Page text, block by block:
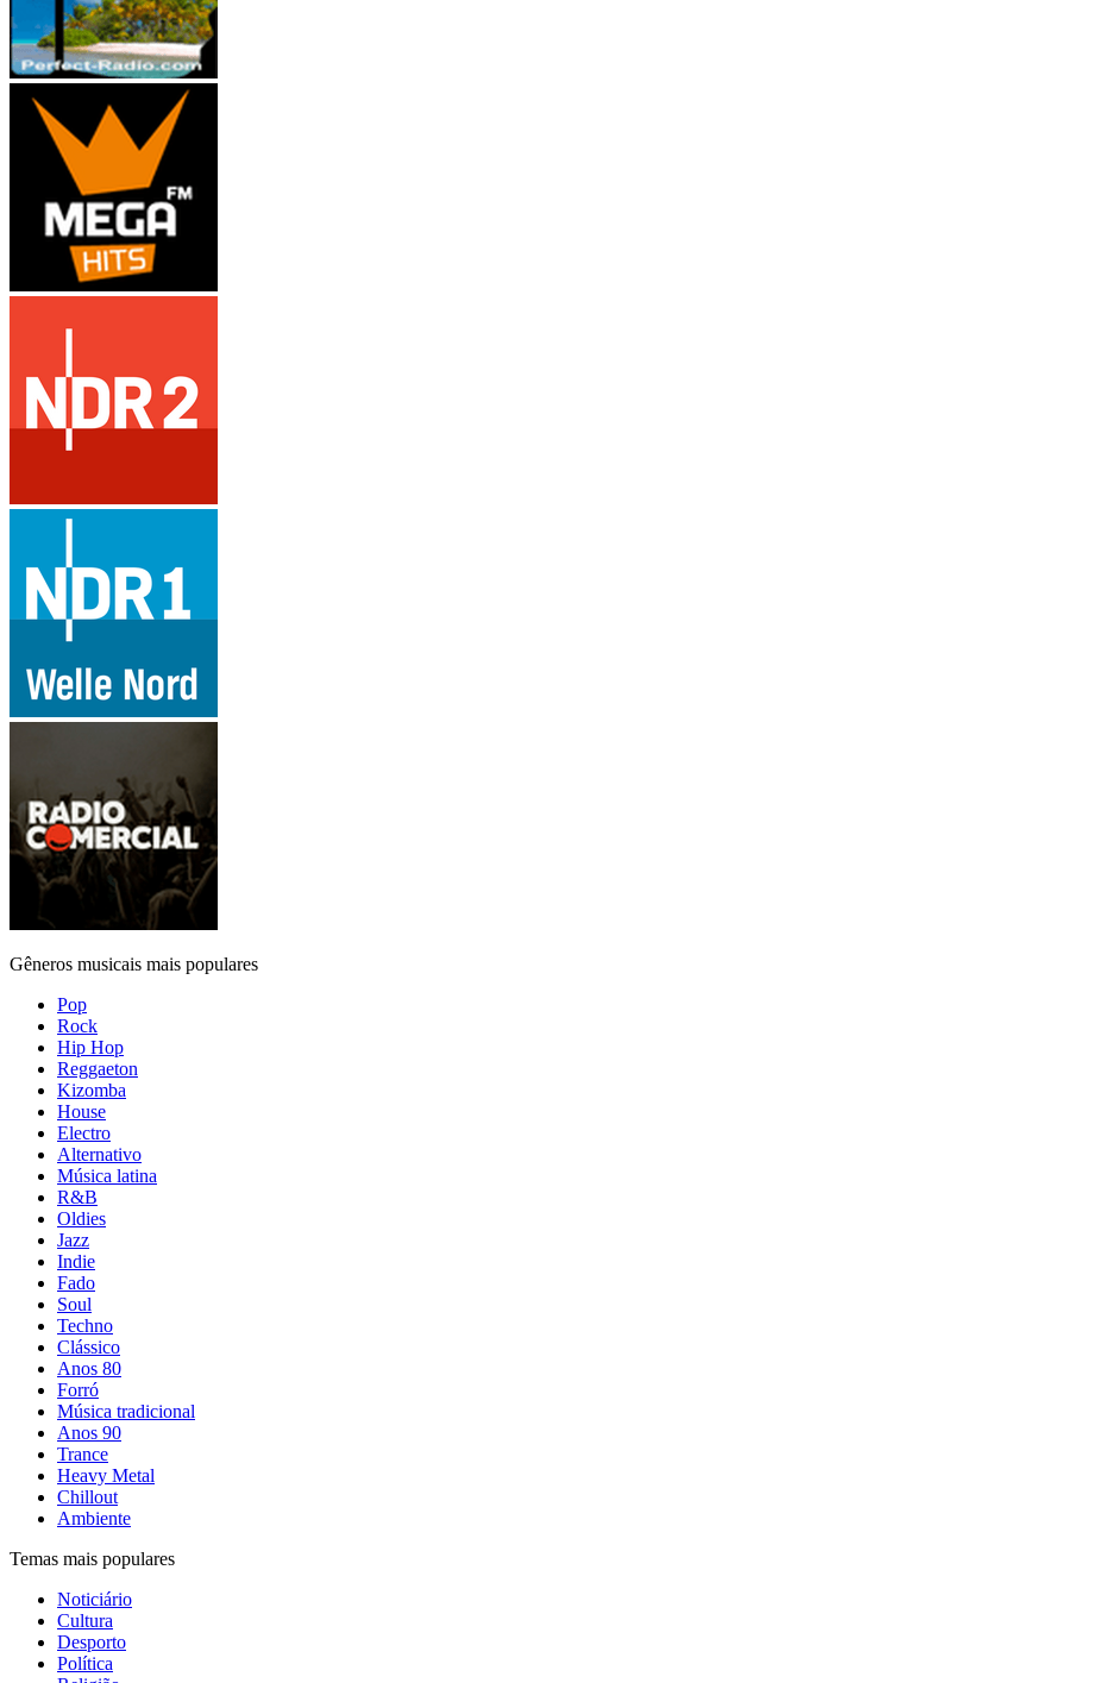
Gêneros musicais mais populares
Pop
Rock
Hip Hop
Reggaeton
Kizomba
House
Electro
Alternativo
Música latina
R&B
Oldies
Jazz
Indie
Fado
Soul
Techno
Clássico
Anos 80
Forró
Música tradicional
Anos 90
Trance
Heavy Metal
Chillout
Ambiente
Temas mais populares
Noticiário
Cultura
Desporto
Política